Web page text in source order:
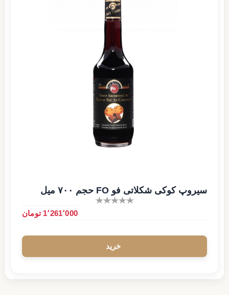
سیروپ کوکی شکلاتی فو FO حجم ۷۰۰ میل
1٬261٬000 تومان